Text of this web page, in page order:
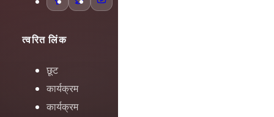
त्वरित लिंक
छूट
कार्यक्रम
कार्यक्रम